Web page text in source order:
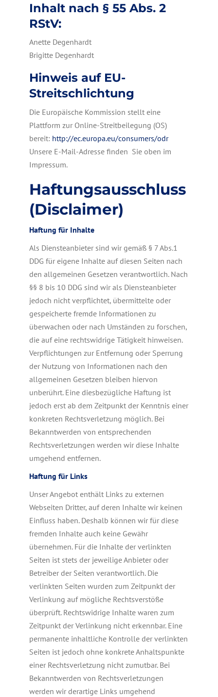
Inhalt nach § 55 Abs. 2
RStV:
Anette Degenhardt
Brigitte Degenhardt
Hinweis auf EU-
Streitschlichtung
Die Europäische Kommission stellt eine
Plattform zur Online-Streitbeilegung (OS)
bereit: http://ec.europa.eu/consumers/odr
Unsere E-Mail-Adresse finden Sie oben im
Impressum.
Haftungsausschluss
(Disclaimer)
Haftung für Inhalte
Als Diensteanbieter sind wir gemäß § 7 Abs.1
DDG für eigene Inhalte auf diesen Seiten nach
den allgemeinen Gesetzen verantwortlich. Nach
§§ 8 bis 10 DDG sind wir als Diensteanbieter
jedoch nicht verpflichtet, übermittelte oder
gespeicherte fremde Informationen zu
überwachen oder nach Umständen zu forschen,
die auf eine rechtswidrige Tätigkeit hinweisen.
Verpflichtungen zur Entfernung oder Sperrung
der Nutzung von Informationen nach den
allgemeinen Gesetzen bleiben hiervon
unberührt. Eine diesbezügliche Haftung ist
jedoch erst ab dem Zeitpunkt der Kenntnis einer
konkreten Rechtsverletzung möglich. Bei
Bekanntwerden von entsprechenden
Rechtsverletzungen werden wir diese Inhalte
umgehend entfernen.
Haftung für Links
Unser Angebot enthält Links zu externen
Webseiten Dritter, auf deren Inhalte wir keinen
Einfluss haben. Deshalb können wir für diese
fremden Inhalte auch keine Gewähr
übernehmen. Für die Inhalte der verlinkten
Seiten ist stets der jeweilige Anbieter oder
Betreiber der Seiten verantwortlich. Die
verlinkten Seiten wurden zum Zeitpunkt der
Verlinkung auf mögliche Rechtsverstöße
überprüft. Rechtswidrige Inhalte waren zum
Zeitpunkt der Verlinkung nicht erkennbar. Eine
permanente inhaltliche Kontrolle der verlinkten
Seiten ist jedoch ohne konkrete Anhaltspunkte
einer Rechtsverletzung nicht zumutbar. Bei
Bekanntwerden von Rechtsverletzungen
werden wir derartige Links umgehend